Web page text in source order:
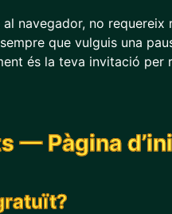
navegador, no
que vulguis una
és la teva invitació per
— Pàgina